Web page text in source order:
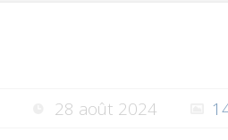
28 août 2024